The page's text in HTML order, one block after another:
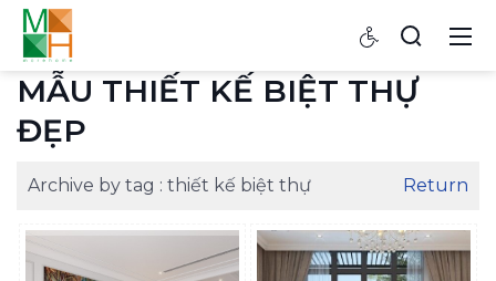
MẪU THIẾT KẾ BIỆT THỰ
ĐẸP
Archive by tag : thiết kế biệt thự Return